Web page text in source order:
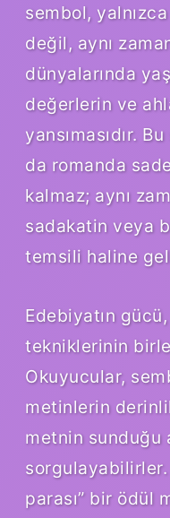
sembol,
değil, aynı
dünyalarında
değerlerin ve
yansımasıdır.
da romanda
kalmaz; aynı
sadakatin veya
temsili haline
Edebiyatın
tekniklerinin
Okuyucular,
metinlerin
metnin sunduğu
parası” bir ödül